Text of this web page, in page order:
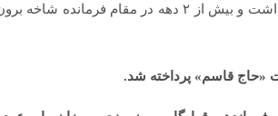
قدس نیروی زمینی در جنوب شرق و فرماندهی نیروی قدس را برعهده داشت و بیش از ۲ دهه در مقام فرمانده شاخه
«حاج قاسم» پرداخته شد.